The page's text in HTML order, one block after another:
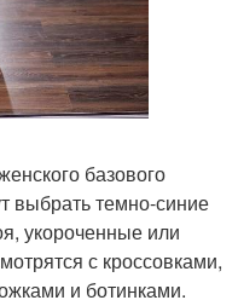
базового
выбрать темно-синие
укороченные или
с кроссовками,
и ботинками.